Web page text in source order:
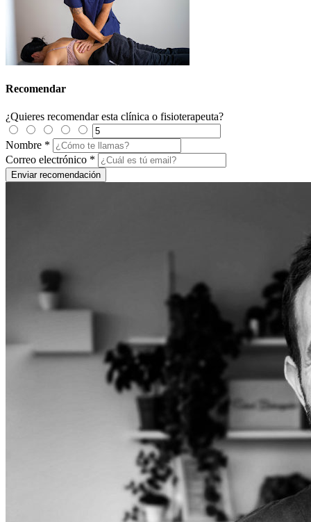
Recomendar
¿Quieres recomendar esta clínica o fisioterapeuta?
Nombre *
Correo electrónico *